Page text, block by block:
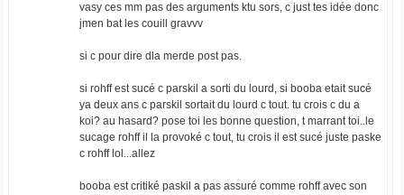
vasy ces mm pas des arguments ktu sors, c just tes idée donc
jmen bat les couill gravvv
si c pour dire dla merde post pas.
si rohff est sucé c parskil a sorti du lourd, si booba etait sucé
ya deux ans c parskil sortait du lourd c tout. tu crois c du a
koi? au hasard? pose toi les bonne question, t marrant toi..le
sucage rohff il la provoké c tout, tu crois il est sucé juste paske
c rohff lol...allez
booba est critiké paskil a pas assuré comme rohff avec son